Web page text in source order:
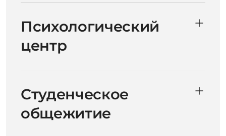
Психологический
центр
Студенческое
общежитие